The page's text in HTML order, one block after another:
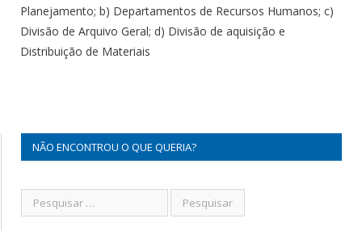
Planejamento; b) Departamentos de Recursos Humanos; c)
Divisão de Arquivo Geral; d) Divisão de aquisição e
Distribuição de Materiais
NÃO ENCONTROU O QUE QUERIA?